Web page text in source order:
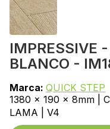
IMPRESSIVE
BLANCO -
Marca: QUICK STEP
1380 x 190 x 8mm |
LAMA | V4